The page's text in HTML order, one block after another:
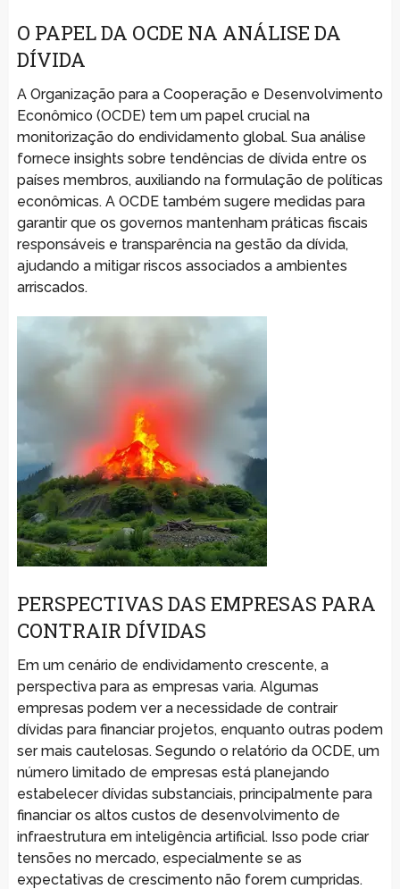
O PAPEL DA OCDE NA ANÁLISE DA
DÍVIDA
A Organização para a Cooperação e Desenvolvimento
Econômico (OCDE) tem um papel crucial na
monitorização do endividamento global. Sua análise
fornece insights sobre tendências de dívida entre os
países membros, auxiliando na formulação de políticas
econômicas. A OCDE também sugere medidas para
garantir que os governos mantenham práticas fiscais
responsáveis e transparência na gestão da dívida,
ajudando a mitigar riscos associados a ambientes
arriscados.
PERSPECTIVAS DAS EMPRESAS PARA
CONTRAIR DÍVIDAS
Em um cenário de endividamento crescente, a
perspectiva para as empresas varia. Algumas
empresas podem ver a necessidade de contrair
dívidas para financiar projetos, enquanto outras podem
ser mais cautelosas. Segundo o relatório da OCDE, um
número limitado de empresas está planejando
estabelecer dívidas substanciais, principalmente para
financiar os altos custos de desenvolvimento de
infraestrutura em inteligência artificial. Isso pode criar
tensões no mercado, especialmente se as
expectativas de crescimento não forem cumpridas.